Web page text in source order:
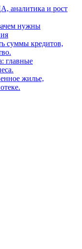
аналитика и рост
нужны
суммы кредитов,
главные
жилье,